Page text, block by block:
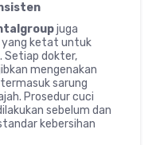
juga
yang ketat untuk
Setiap dokter,
mengenakan
sarung
Prosedur cuci
sebelum dan
kebersihan